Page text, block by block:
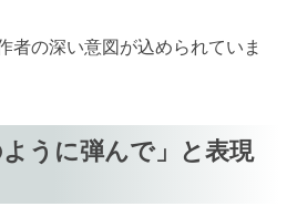
者の深い意図が込められていま
ように弾んで」と表現